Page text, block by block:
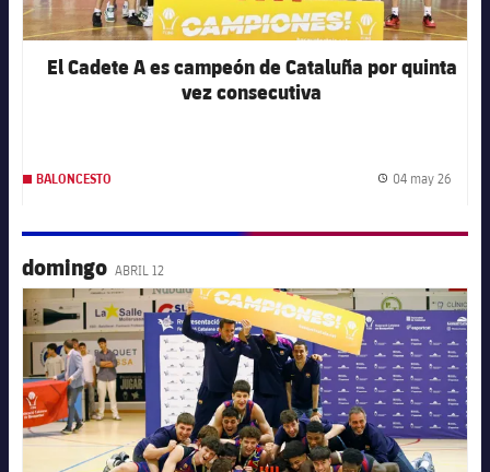
El Cadete A es campeón de Cataluña por quinta
vez consecutiva
BALONCESTO Fecha
04 may 26
domingo ABRIL 12
FC Barcelona club badge